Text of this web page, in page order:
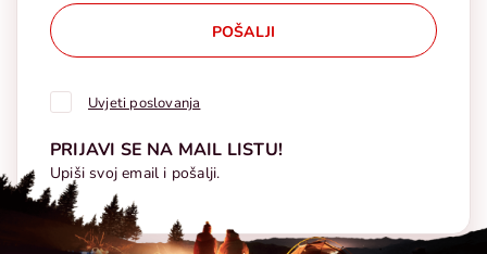
POŠALJI
Uvjeti poslovanja
PRIJAVI SE NA MAIL LISTU!
Upiši svoj email i pošalji.